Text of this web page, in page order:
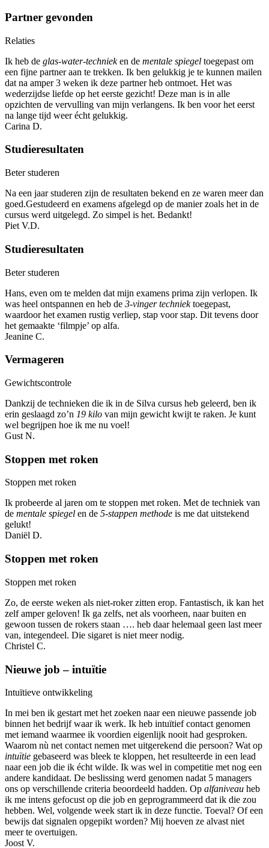
Partner gevonden
Relaties
Ik heb de glas-water-technieken de mentale spiegel toegepast om
een fijne partner aan te trekken. Ik ben gelukkig je te kunnen mailen
dat na amper 3 weken ik deze partner heb ontmoet. Het was
wederzijdse liefde op het eerste gezicht! Deze man is in alle
opzichten de vervulling van mijn verlangens. Ik ben voor het eerst
na lange tijd weer écht gelukkig.
Carina D.
Studieresultaten
Beter studeren
Na een jaar studeren zijn de resultaten bekend en ze waren meer dan
goed.Gestudeerd en examens afgelegd op de manier zoals het in de
cursus werd uitgelegd. Zo simpel is het. Bedankt!
Piet V.D.
Studieresultaten
Beter studeren
Hans, even om te melden dat mijn examens prima zijn verlopen. Ik
was heel ontspannen en heb de 3-vinger techniektoegepast,
waardoor het examen rustig verliep, stap voor stap. Dit tevens door
het gemaakte ‘filmpje’ op alfa.
Jeanine C.
Vermageren
Gewichtscontrole
Dankzij de technieken die ik in de Silva cursus heb geleerd, ben ik
erin geslaagd zo’n 19 kilo van mijn gewicht kwijt te raken. Je kunt
wel begrijpen hoe ik me nu voel!
Gust N.
Stoppen met roken
Stoppen met roken
Ik probeerde al jaren om te stoppen met roken. Met de techniek van
de mentale spiegel en de 5-stappen methode is me dat uitstekend
gelukt!
Daniël D.
Stoppen met roken
Stoppen met roken
Zo, de eerste weken als niet-roker zitten erop. Fantastisch, ik kan het
zelf amper geloven! Ik ga zelfs, net als voorheen, naar buiten en
gewoon tussen de rokers staan …. heb daar helemaal geen last meer
van, integendeel. Die sigaret is niet meer nodig.
Christel C.
Nieuwe job – intuïtie
Intuïtieve ontwikkeling
In mei ben ik gestart met het zoeken naar een nieuwe passende job
binnen het bedrijf waar ik werk. Ik heb intuïtief contact genomen
met iemand waarmee ik voordien eigenlijk nooit had gesproken.
Waarom nù net contact nemen met uitgerekend die persoon? Wat op
intuïtie gebaseerd was bleek te kloppen, het resulteerde in een lead
naar een job die ik écht wilde. Ik was wel in competitie met nog een
andere kandidaat. De beslissing werd genomen nadat 5 managers
ons op verschillende criteria beoordeeld hadden. Op alfaniveau heb
ik me intens gefocust op die job en geprogrammeerd dat ik die zou
hebben. Wel, volgende week start ik in deze functie. Toeval? Of een
bewijs dat signalen opgepikt worden? Mij hoeven ze alvast niet
meer te overtuigen.
Joost V.